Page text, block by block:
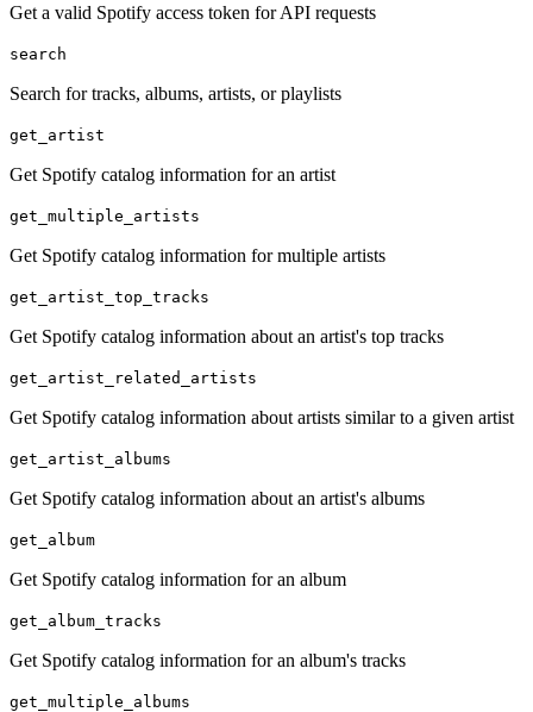
Get a valid Spotify access token for API requests
search
Search for tracks, albums, artists, or playlists
get_artist
Get Spotify catalog information for an artist
get_multiple_artists
Get Spotify catalog information for multiple artists
get_artist_top_tracks
Get Spotify catalog information about an artist's top tracks
get_artist_related_artists
Get Spotify catalog information about artists similar to a given artist
get_artist_albums
Get Spotify catalog information about an artist's albums
get_album
Get Spotify catalog information for an album
get_album_tracks
Get Spotify catalog information for an album's tracks
get_multiple_albums